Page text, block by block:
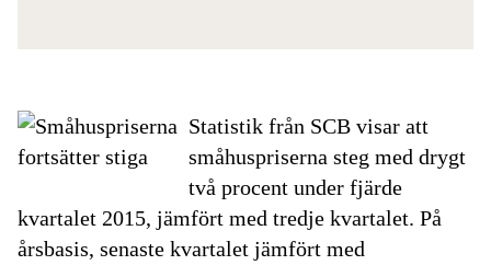
Statistik från SCB visar att
småhuspriserna steg med drygt
två procent under fjärde
kvartalet 2015, jämfört med tredje kvartalet. På
årsbasis, senaste kvartalet jämfört med